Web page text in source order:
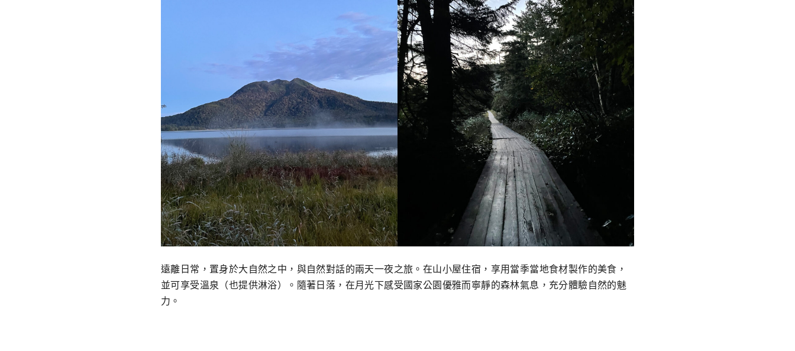
遠離日常，置身於大自然之中，與自然對話的兩天一夜之旅。在山小屋住宿，享用當季當地食材製作的美食，
並可享受溫泉（也提供淋浴）。隨著日落，在月光下感受國家公園優雅而寧靜的森林氣息，充分體驗自然的魅
力。